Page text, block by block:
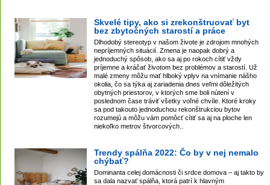
Skvelé tipy, ako si zrekonštruovať byt
bez zbytočných starostí a práce
Dlhodobý stereotyp v našom živote je zdrojom mnohých
nepríjemných situácií. Zmena je naopak dobrý a
jednoduchý spôsob, ako sa aj po rokoch cítiť vždy
príjemne a kráčať životom bez problémov a starostí. Už
malé zmeny môžu mať hlboký vplyv na vnímanie nášho
okolia, čo sa týka aj zariadenia dnes veľmi dôležitých
obytných priestorov, v ktorých sme boli nútení v
poslednom čase tráviť všetky voľné chvíle. Ktoré kroky
sa pod takouto jednoduchou rekonštrukciou bytov
rozumejú a môžu vám pomôcť cítiť sa aj na ploche len
niekoľko metrov štvorcových..
Trendy spálňa 2022: Čo by v nej nemalo
chýbať?
Dominanta celej domácnosti či srdce domova – aj takto by
sa dala nazvať spálňa, ktorá patrí k hlavným